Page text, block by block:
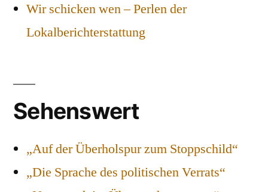
Wir schicken wen – Perlen der
Lokalberichterstattung
Sehenswert
„Auf der Überholspur zum Stoppschild“
„Die Sprache des politischen Verrats“